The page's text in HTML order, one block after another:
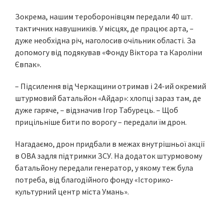
Зокрема, нашим тероборонівцям передали 40 шт.
тактичних навушників. У місцях, де працює арта, –
дуже необхідна річ, наголосив очільник області. За
допомогу від подякував «Фонду Віктора та Кароліни
Євпак».
– Підсилення від Черкащини отримав і 24-ий окремий
штурмовий батальйон «Айдар»: хлопці зараз там, де
дуже гаряче, – відзначив Ігор Табурець. – Щоб
прицільніше бити по ворогу – передали їм дрон.
Нагадаємо, дрон придбали в межах внутрішньої акції
в ОВА задля підтримки ЗСУ. На додаток штурмовому
батальйону передали генератор, у якому теж була
потреба, від благодійного фонду «Історико-
культурний центр міста Умань».